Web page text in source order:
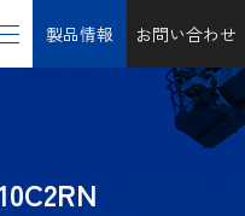
製品情報 お問い合わせ